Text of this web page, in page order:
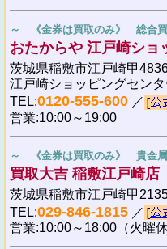
～ 《金券は買取のみ》 総合
おたからや 江戸崎ショ
茨城県稲敷市江戸崎甲
江戸崎ショッピングセン
TEL:0120-555-600 ／
営業:10:00～19:00
～ 《金券は買取のみ》 貴金
買取大吉 稲敷江戸崎店
茨城県稲敷市江戸崎甲
TEL:029-846-1815 ／
営業:10:00～18:00（火曜休